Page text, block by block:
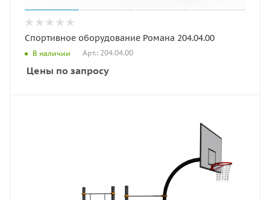
Спортивное оборудование Романа 204.04.00
В наличии Арт.: 204.04.00
Цены по запросу